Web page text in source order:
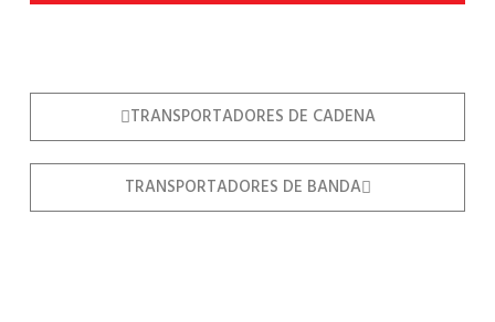
TRANSPORTADORES DE CADENA
TRANSPORTADORES DE BANDA